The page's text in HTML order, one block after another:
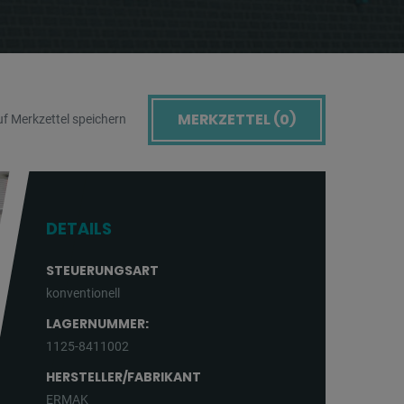
Merkzettel speichern MERKZETTEL (0)
DETAILS
STEUERUNGSART
konventionell
LAGERNUMMER:
1125-8411002
HERSTELLER/FABRIKANT
ERMAK